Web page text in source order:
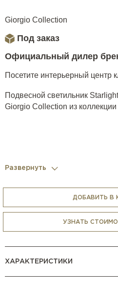
Giorgio Collection
Под заказ
Официальный дилер
Посетите интерьерный центр
Подвесной светильник
Giorgio Collection из
Развернуть
ДОБАВИТЬ В
УЗНАТЬ
ХАРАКТЕРИСТИКИ